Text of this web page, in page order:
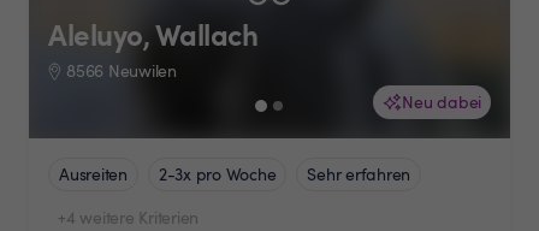
Neu dabei
Aleluyo, Wallach
8566 Neuwilen
Ausreiten 2-3x pro Woche
Sehr erfahren
+4 weitere Kriterien